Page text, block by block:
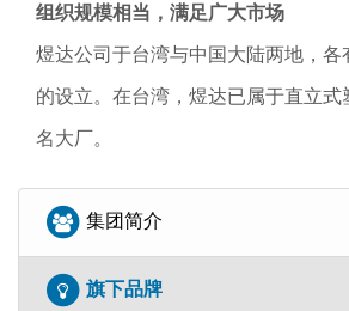
集团简介
旗下品牌
组织规模相当，满足广大市场
煜达公司于台湾与中国大陆两地，各
的设立。在台湾，煜达已属于直立式
名大厂。